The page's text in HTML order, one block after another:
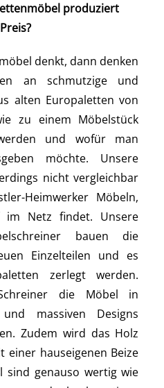
produziert
denkt, dann denken
an schmutzige und
alten Europaletten von
zu einem Möbelstück
und wofür man
möchte. Unsere
nicht vergleichbar
Heimwerker Möbeln,
Netz findet. Unsere
bauen die
Einzelteilen und es
zerlegt werden.
die Möbel in
massiven Designs
Zudem wird das Holz
einer hauseigenen Beize
sind genauso wertig wie